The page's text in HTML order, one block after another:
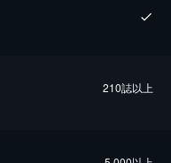
210誌以上